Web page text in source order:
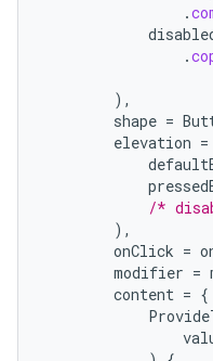
.
.
),
shape =
elevation =
/*
),
onClick =
modifier =
content = {